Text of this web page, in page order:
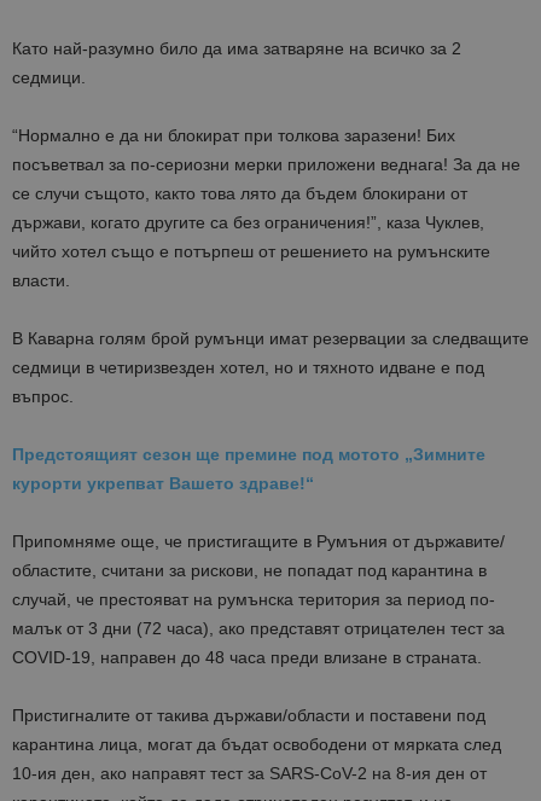
Като най-разумно било да има затваряне на всичко за 2
седмици.
“Нормално е да ни блокират при толкова заразени! Бих
посъветвал за по-сериозни мерки приложени веднага! За да не
се случи същото, както това лято да бъдем блокирани от
държави, когато другите са без ограничения!”, каза Чуклев,
чийто хотел също е потърпеш от решението на румънските
власти.
В Каварна голям брой румънци имат резервации за следващите
седмици в четиризвезден хотел, но и тяхното идване е под
въпрос.
Предстоящият сезон ще премине под мотото „Зимните
курорти укрепват Вашето здраве!“
Припомняме още, че пристигащите в Румъния от държавите/
областите, считани за рискови, не попадат под карантина в
случай, че престояват на румънска територия за период по-
малък от 3 дни (72 часа), ако представят отрицателен тест за
COVID-19, направен до 48 часа преди влизане в страната.
Пристигналите от такива държави/области и поставени под
карантина лица, могат да бъдат освободени от мярката след
10-ия ден, ако направят тест за SARS-CoV-2 на 8-ия ден от